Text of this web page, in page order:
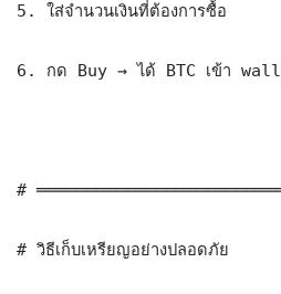
5. ใส่จำนวนเงินที่ต้องการซื้อ
6. กด Buy → ได้ BTC เข้า
#
# วิธีเก็บเหรียญอย่างปลอดภัย